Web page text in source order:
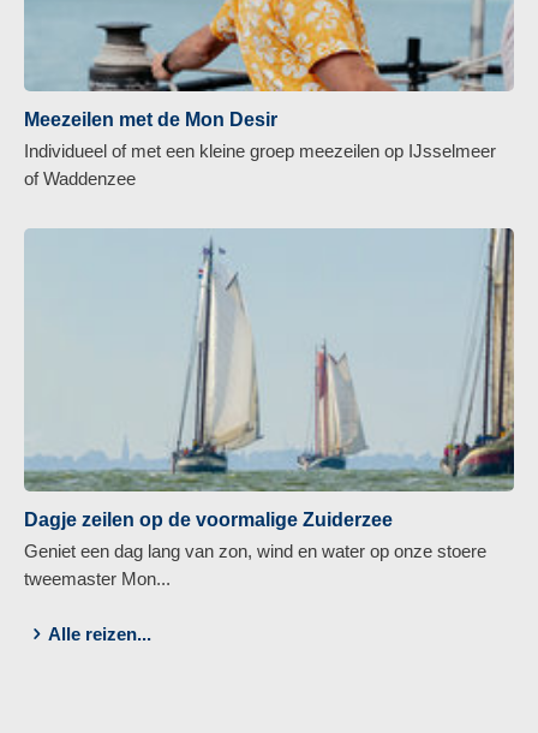
Alle reizen...
Meezeilen met de Mon Desir
Individueel of met een kleine groep meezeilen op IJsselmeer
of Waddenzee
Dagje zeilen op de voormalige Zuiderzee
Geniet een dag lang van zon, wind en water op onze stoere
tweemaster Mon...